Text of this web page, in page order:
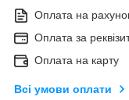
Оплата на
Оплата за
Оплата на карту
Всі умови оплати